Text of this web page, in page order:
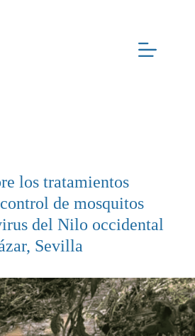
los tratamientos
de mosquitos
del Nilo occidental
Sevilla